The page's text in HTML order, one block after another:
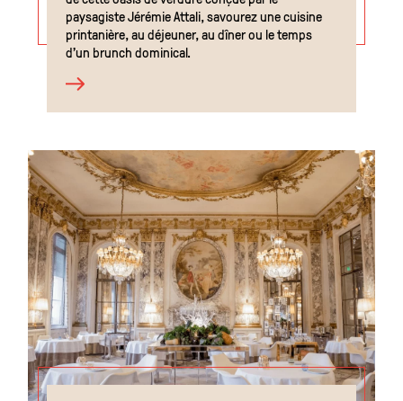
FR
paysagiste Jérémie Attali, savourez une cuisine
printanière, au déjeuner, au dîner ou le temps
d’un brunch dominical.